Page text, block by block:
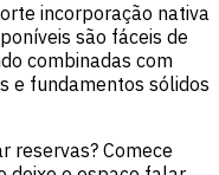
incorporação nativa
são fáceis de
combinadas com
e fundamentos sólidos
reservas? Comece